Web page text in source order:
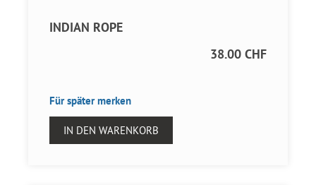
INDIAN ROPE
38.00 CHF
Für später merken
IN DEN WARENKORB